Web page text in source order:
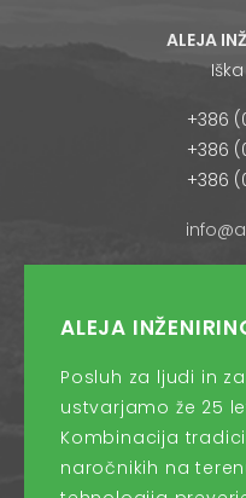
ALEJA
Iška
+386
+386
+386
ALEJA
Posluh za ljudi in
ustvarjamo že 25
Kombinacija
naročnikih na